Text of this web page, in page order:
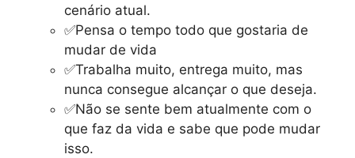
cenário atual.
✅Pensa o tempo todo que gostaria de
mudar de vida
✅Trabalha muito, entrega muito, mas
nunca consegue alcançar o que deseja.
✅Não se sente bem atualmente com o
que faz da vida e sabe que pode mudar
isso.